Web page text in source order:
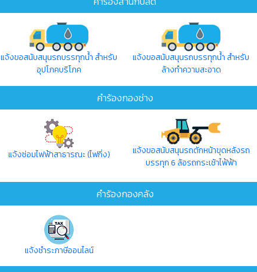
แจ้งขอสนับสนุนรถบรรทุกน้ำ สำหรับ
อุปโภคบริโภค
แจ้งขอสนับสนุนรถบรรทุกน้ำ สำหรับ
ล้างทำความสะอาด
คำร้องกองช่าง
แจ้งซ่อมไฟฟ้าสาธารณะ (ไฟกิ่ง)
แจ้งขอสนับสนุนรถตักหน้าขุดหลังรถ
บรรทุก 6 ล้อรถกระเช้าไฟ้ฟ้า
คำร้องกองคลัง
แจ้งชำระภาษีออนไลน์